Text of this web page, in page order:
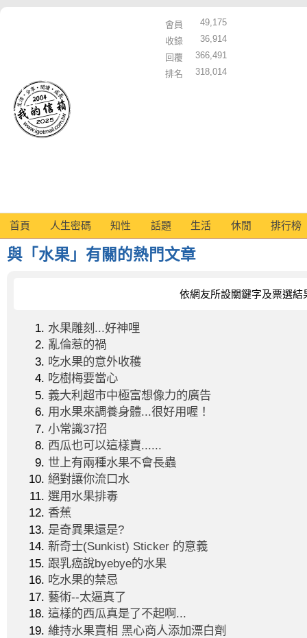
會員
49,175
收錄
36,914
回覆
366,491
排名
318,014
首頁 人生密碼 知性 話題 生活 休閒 排行榜
與「水果」有關的熱門文章
依網友所設關鍵字及票選結
水果雕刻...好神哩
亂倫惹的禍
吃水果的意外收穫
吃樹梅要當心
義大利超市中極富想像力的廣告
用水果來調養身體...很好用喔！
小常識37招
西瓜也可以這樣賣......
世上有兩種水果不會長蟲
絕對讓你流口水
選用水果排毒
香蕉
是奇異果還是?
新奇士(Sunkist) Sticker 的意義
跟乳癌說byebye的水果
吃水果的禁忌
藝術--太逼真了
這樣的西瓜真是了不起啊...
維持水果賣相 黑心商人添加漂白劑